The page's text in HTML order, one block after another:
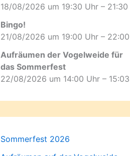
18/08/2026 um 19:30 Uhr – 21:30
Bingo!
21/08/2026 um 19:00 Uhr – 22:00
Aufräumen der Vogelweide für
das Sommerfest
22/08/2026 um 14:00 Uhr – 15:03
Sommerfest 2026